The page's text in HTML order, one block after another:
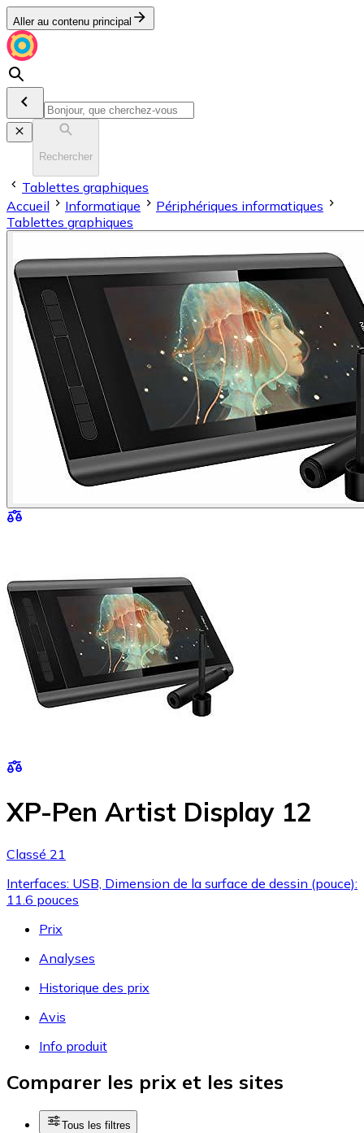
Aller au contenu principal
Rechercher
Tablettes graphiques
Accueil
Informatique
Périphériques informatiques
Tablettes graphiques
XP-Pen Artist Display 12
Classé 21
Interfaces: USB, Dimension de la surface de dessin (pouce):
11.6 pouces
Prix
Analyses
Historique des prix
Avis
Info produit
Comparer les prix et les sites
Tous les filtres